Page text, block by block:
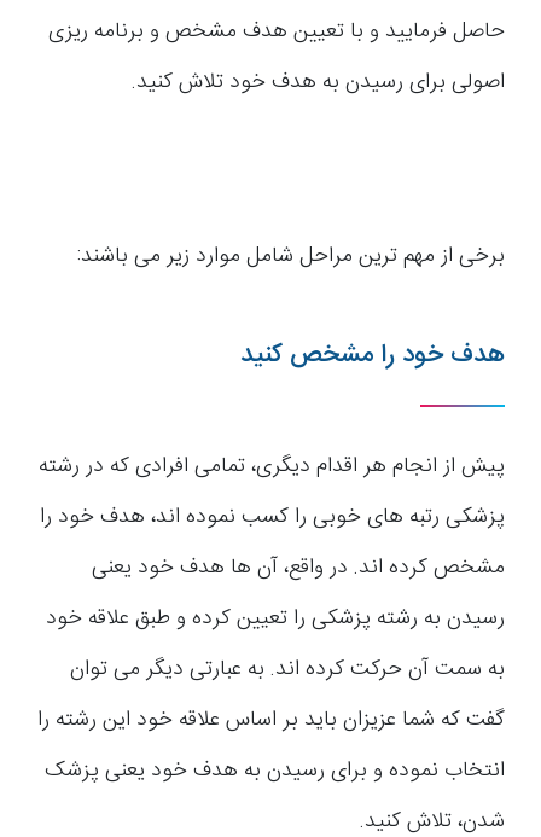
حاصل فرمایید و با تعیین هدف مشخص و برنامه ریزی
اصولی برای رسیدن به هدف خود تلاش کنید.
برخی از مهم ترین مراحل شامل موارد زیر می باشند:
هدف خود را مشخص کنید
پیش از انجام هر اقدام دیگری، تمامی افرادی که در رشته
پزشکی رتبه های خوبی را کسب نموده اند، هدف خود را
مشخص کرده اند. در واقع، آن ها هدف خود یعنی
رسیدن به رشته پزشکی را تعیین کرده و طبق علاقه خود
به سمت آن حرکت کرده اند. به عبارتی دیگر می توان
گفت که شما عزیزان باید بر اساس علاقه خود این رشته را
انتخاب نموده و برای رسیدن به هدف خود یعنی پزشک
شدن، تلاش کنید.